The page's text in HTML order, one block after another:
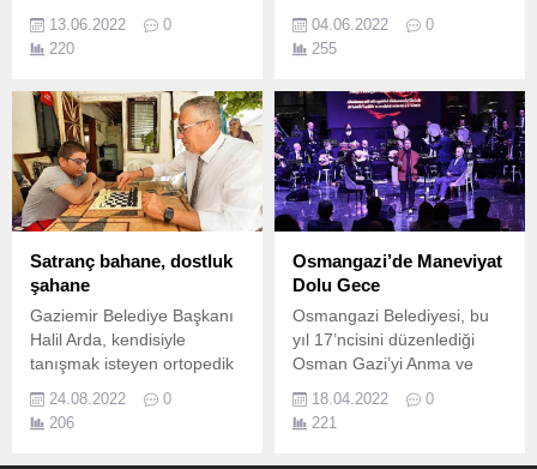
fotoğrafları Eskişehir’den
sonra İzmir’de de sergiledi.
13.06.2022
0
220
Anadolu Lisesi edebiyat
öğretmenleri Zeynep Öz,
koordinatörlüğünde Barış
Manço Kültür Merkezi'nde
gerçekleştirilen etkinliğe
önceki dönem Ak Parti
Milletvekili Faruk
Anbarcıoğlu, Yıldırım
Belediye Başkan Vekili Tarık
Köse , Okul Müdürü Ömer
Teknik Anadolu Lisesi
öğretmen ve öğrencilerinin
yanı sıra çok...
04.06.2022
0
255
Satranç bahane, dostluk
şahane
Gaziemir Belediye Başkanı
Halil Arda, kendisiyle
tanışmak isteyen ortopedik
engelli Mehmet Yıldırım’ı 3
Aralık Dünya Engelliler
Günü’nde evinde ziyaret
24.08.2022
0
206
Osmangazi’de Maneviyat
Dolu Gece
Osmangazi Belediyesi, bu
yıl 17’ncisini düzenlediği
Osman Gazi’yi Anma ve
Bursa’nın Fethi Şenlikleri
kapsamında ‘Gönüller Fatihi
Hz.
18.04.2022
0
221